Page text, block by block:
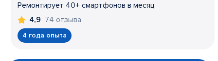
Ремонтирует 40+ смартфонов в месяц
4,9 74 отзыва
4 года опыта